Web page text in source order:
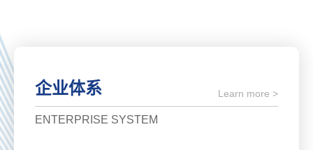
企业体系 Learn more >
ENTERPRISE SYSTEM